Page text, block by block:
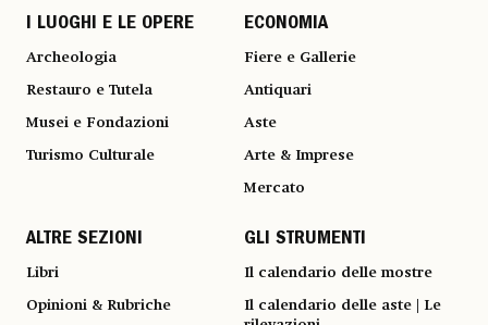
I LUOGHI E LE OPERE
Archeologia
Restauro e Tutela
Musei e Fondazioni
Turismo Culturale
ECONOMIA
Fiere e Gallerie
Antiquari
Aste
Arte & Imprese
Mercato
ALTRE SEZIONI
Libri
Opinioni & Rubriche
GLI STRUMENTI
Il calendario delle mostre
Il calendario delle aste | Le